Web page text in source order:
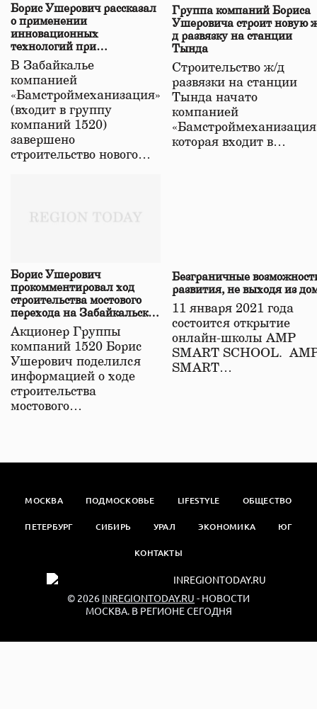
Борис Ушерович рассказал
о применении
инновационных
технологий при
строительстве нового моста
в Забайкалье
В Забайкалье
компанией
«Бамстроймеханизация»
(входит в группу
компаний 1520)
завершено
строительство нового…
Группа компаний Бориса
Ушеровича строит новую
д развязку на станции
Тында
Строительство ж/д
развязки на станции
Тында начато
компанией
которая входит в…
Борис Ушерович
прокомментировал ход
строительства мостового
перехода на Забайкальской
железной дороге
Акционер Группы
компаний 1520 Борис
Ушерович поделился
информацией о ходе
строительства
мостового…
Безграничные
развития, не выходя из
11 января 2021 года
состоится открытие
онлайн-школы АМР
SMART SCHOOL.
SMART…
МОСКВА ПОДМОСКОВЬЕ LIFESTYLE ОБЩЕСТВО
ПЕТЕРБУРГ СИБИРЬ УРАЛ ЭКОНОМИКА ЮГ
КОНТАКТЫ
© 2026 INREGIONTODAY.RU - НОВОСТИ
МОСКВА. В РЕГИОНЕ СЕГОДНЯ